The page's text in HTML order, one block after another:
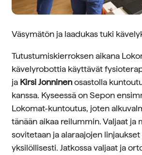
Väsymätön ja laadukas tuki
Tutustumiskierroksen aikana
kävelyrobottia käyttävät
ja Kirsi Jonninenosastolla
kanssa. Kyseessä on Sepon
Lokomat-kuntoutus, joten
tänään aikaa reilummin. Valjaat ja
sovitetaan ja alaraajojen
yksilöllisesti. Jatkossa valjaat ja